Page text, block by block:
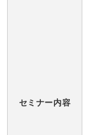
セミナー内容